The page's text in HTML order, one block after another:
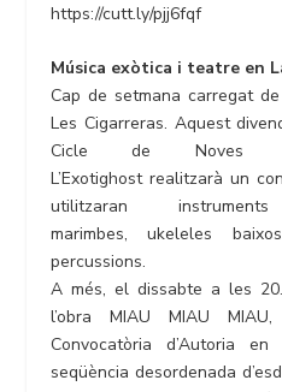
https://cutt.ly/pjj6fqf
Música exòtica i teatre en
Cap de setmana carregat
Les Cigarreras. Aquest
Cicle de Noves
L’Exotighost realitzarà un
utilitzaran
marimbes, ukeleles
percussions.
A més, el dissabte a les
l’obra MIAU MIAU
Convocatòria d’Autoria
seqüència desordenada